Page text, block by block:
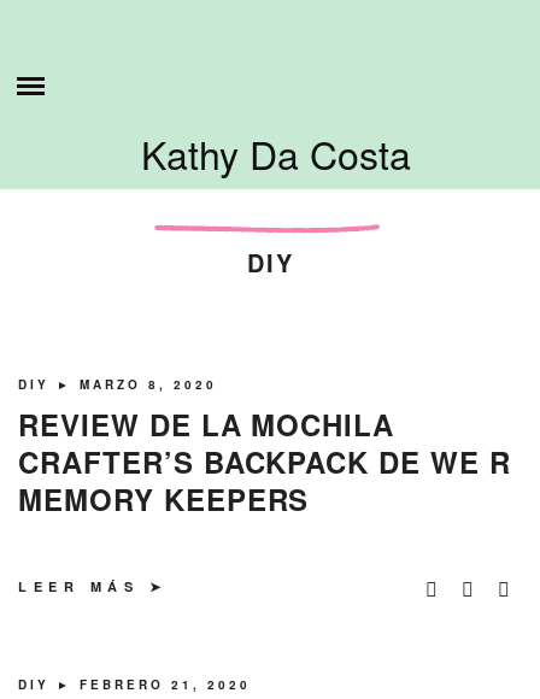
content
Kathy Da CostaTUTORIALES
DIY
DIY ► MARZO 8, 2020
REVIEW DE LA MOCHILA
CRAFTER’S BACKPACK DE WE R
MEMORY KEEPERS
LEER MÁS
DIY ► FEBRERO 21, 2020